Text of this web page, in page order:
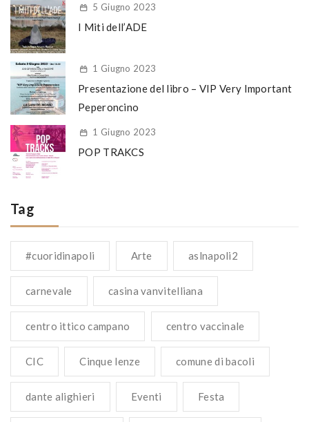
5 Giugno 2023
I Miti dell’ADE
1 Giugno 2023
Presentazione del libro – VIP Very Important
Peperoncino
1 Giugno 2023
POP TRAKCS
Tag
#cuoridinapoli Arte aslnapoli2
carnevale casina vanvitelliana
centro ittico campano centro vaccinale
CIC Cinque lenze comune di bacoli
dante alighieri Eventi Festa